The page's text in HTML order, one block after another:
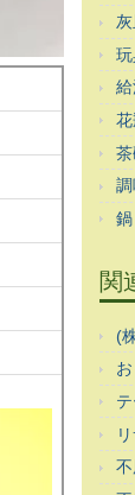
灰
給
鍋
関
(